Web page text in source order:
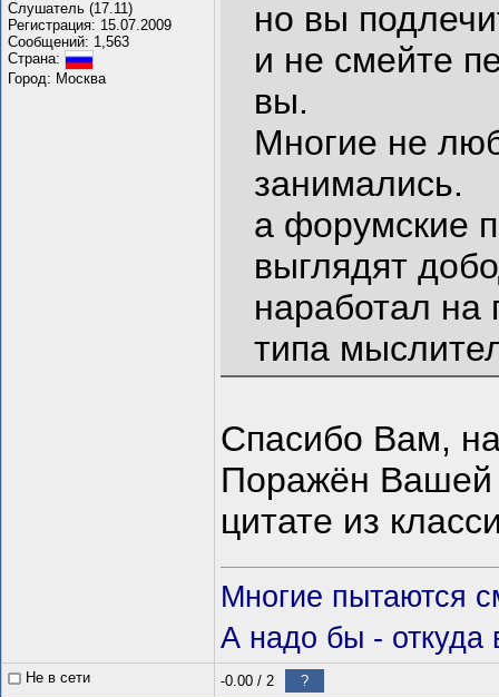
Слушатель (17.11)
Регистрация: 15.07.2009
Сообщений: 1,563
Страна:
Город: Москва
но вы
и не смейте
вы.
Многие не
занимались.
а форумские
выглядят
наработал на
типа
Спасибо Вам,
Поражён Вашей
цитате из
Многие пытаются
А надо бы - откуда
Не в сети -0.00 / 2 ?